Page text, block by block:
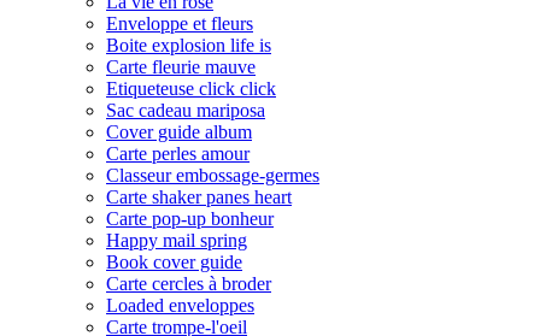
Enveloppe et fleurs
Boite explosion life is
Carte fleurie mauve
Etiqueteuse click click
Sac cadeau mariposa
Cover guide album
Carte perles amour
Classeur embossage-germes
Carte shaker panes heart
Carte pop-up bonheur
Happy mail spring
Book cover guide
Carte cercles à broder
Loaded enveloppes
Carte trompe-l'oeil